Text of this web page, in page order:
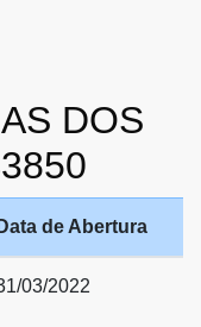
DOS
Data de Abertura
03/2022